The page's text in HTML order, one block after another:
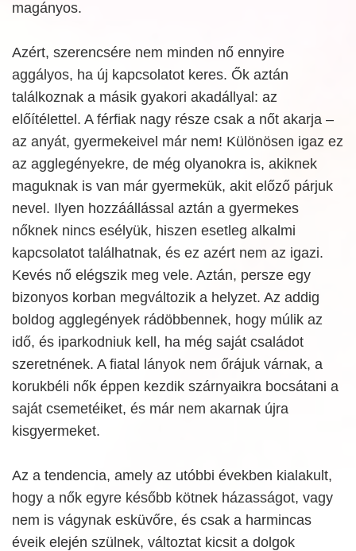
magányos.
Azért, szerencsére nem minden nő ennyire
aggályos, ha új kapcsolatot keres. Ők aztán
találkoznak a másik gyakori akadállyal: az
előítélettel. A férfiak nagy része csak a nőt akarja –
az anyát, gyermekeivel már nem! Különösen igaz ez
az agglegényekre, de még olyanokra is, akiknek
maguknak is van már gyermekük, akit előző párjuk
nevel. Ilyen hozzáállással aztán a gyermekes
nőknek nincs esélyük, hiszen esetleg alkalmi
kapcsolatot találhatnak, és ez azért nem az igazi.
Kevés nő elégszik meg vele. Aztán, persze egy
bizonyos korban megváltozik a helyzet. Az addig
boldog agglegények rádöbbennek, hogy múlik az
idő, és iparkodniuk kell, ha még saját családot
szeretnének. A fiatal lányok nem őrájuk várnak, a
korukbéli nők éppen kezdik szárnyaikra bocsátani a
saját csemetéiket, és már nem akarnak újra
kisgyermeket.
Az a tendencia, amely az utóbbi években kialakult,
hogy a nők egyre később kötnek házasságot, vagy
nem is vágynak esküvőre, és csak a harmincas
éveik elején szülnek, változtat kicsit a dolgok